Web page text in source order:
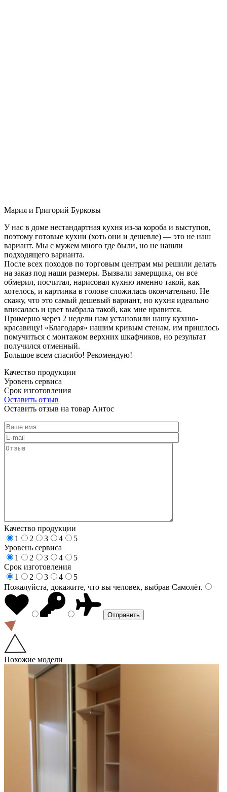
Мария и Григорий Бурковы
У нас в доме нестандартная кухня из-за короба и выступов,
поэтому готовые кухни (хоть они и дешевле) — это не наш
вариант. Мы с мужем много где были, но не нашли
подходящего варианта.
После всех походов по торговым центрам мы решили делать
на заказ под наши размеры. Вызвали замерщика, он все
обмерил, посчитал, нарисовал кухню именно такой, как
хотелось, и картинка в голове сложилась окончательно. Не
скажу, что это самый дешевый вариант, но кухня идеально
вписалась и цвет выбрала такой, как мне нравится.
Примерно через 2 недели нам установили нашу кухню-
красавицу! «Благодаря» нашим кривым стенам, им пришлось
помучиться с монтажом верхних шкафчиков, но результат
получился отменный.
Большое всем спасибо! Рекомендую!
Качество продукции
Уровень сервиса
Срок изготовления
Оставить отзыв
Оставить отзыв на товар Антос
Качество продукции
1
2 3 4
5
Уровень сервиса
1
2 3 4
5
Срок изготовления
1
2 3 4
5
Пожалуйста, докажите, что вы человек, выбрав Самолёт.
Похожие модели